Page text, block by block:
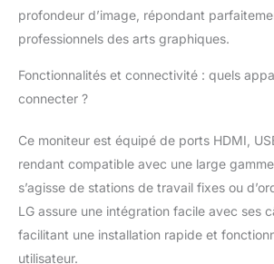
profondeur d’image, répondant
professionnels des arts graphiques.
Fonctionnalités et connectivité : quels
connecter ?
Ce moniteur est équipé de ports HDMI,
rendant compatible avec une large gamme
s’agisse de stations de travail fixes ou
LG assure une intégration facile avec ses
facilitant une installation rapide et
utilisateur.